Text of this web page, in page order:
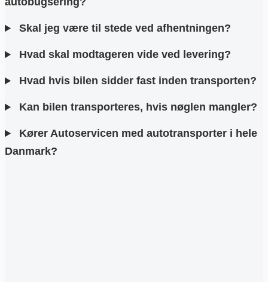
Skal jeg være til stede ved afhentningen?
Hvad skal modtageren vide ved levering?
Hvad hvis bilen sidder fast inden transporten?
Kan bilen transporteres, hvis nøglen mangler?
Kører Autoservicen med autotransporter i hele
Danmark?